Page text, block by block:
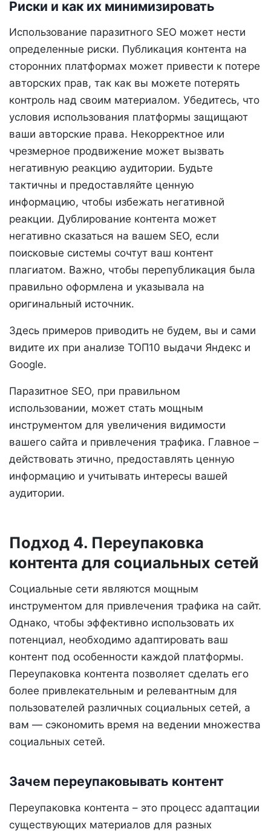
Риски и как их минимизировать
Использование паразитного SEO может нести
определенные риски. Публикация контента на
сторонних платформах может привести к потере
авторских прав, так как вы можете потерять
контроль над своим материалом. Убедитесь, что
условия использования платформы защищают
ваши авторские права. Некорректное или
чрезмерное продвижение может вызвать
негативную реакцию аудитории. Будьте
тактичны и предоставляйте ценную
информацию, чтобы избежать негативной
реакции. Дублирование контента может
негативно сказаться на вашем SEO, если
поисковые системы сочтут ваш контент
плагиатом. Важно, чтобы перепубликация была
правильно оформлена и указывала на
оригинальный источник.
Здесь примеров приводить не будем, вы и сами
видите их при анализе ТОП10 выдачи Яндекс и
Google.
Паразитное SEO, при правильном
использовании, может стать мощным
инструментом для увеличения видимости
вашего сайта и привлечения трафика. Главное –
действовать этично, предоставлять ценную
информацию и учитывать интересы вашей
аудитории.
Подход 4. Переупаковка
контента для социальных сетей
Социальные сети являются мощным
инструментом для привлечения трафика на сайт.
Однако, чтобы эффективно использовать их
потенциал, необходимо адаптировать ваш
контент под особенности каждой платформы.
Переупаковка контента позволяет сделать его
более привлекательным и релевантным для
пользователей различных социальных сетей, а
вам — сэкономить время на ведении множества
социальных сетей.
Зачем переупаковывать контент
Переупаковка контента – это процесс адаптации
существующих материалов для разных